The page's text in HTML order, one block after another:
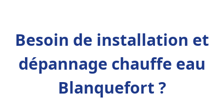
Besoin de installation et
dépannage chauffe eau
Blanquefort ?